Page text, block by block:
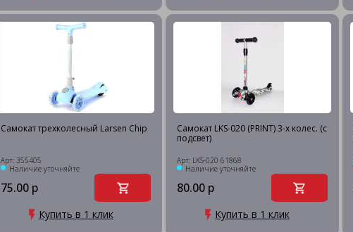
Самокат трехколесный Larsen Chip
Арт: 355405
Наличие уточняйте
75.00 р
Купить в 1 клик
Самокат LKS-020 (PRINT) 3-х колес. (с
подсвет)
Арт: LKS-020 61868
Наличие уточняйте
80.00 р
Купить в 1 клик